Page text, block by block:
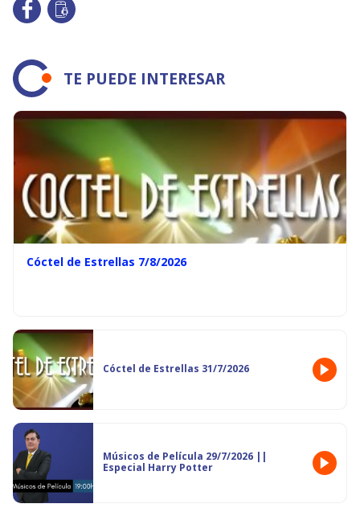
TE PUEDE INTERESAR
Cóctel de Estrellas 7/8/2026
Cóctel de Estrellas 31/7/2026
Músicos de Película 29/7/2026 ||
Especial Harry Potter